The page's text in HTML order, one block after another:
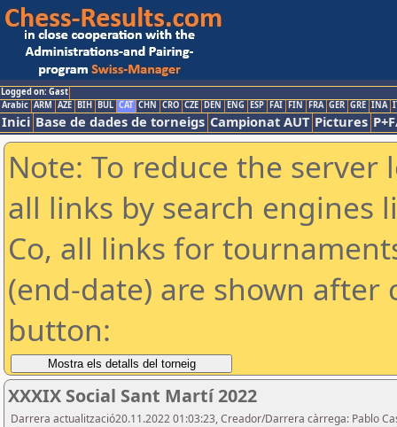
Logged on: Gast
Arabic ARM AZE BIH BUL CAT CHN CRO CZE DEN ENG ESP FAI FIN FRA GER GRE INA
Inici Base de dades de torneigs Campionat AUT Pictures
Note: To reduce the
all links by search engines
Co, all links for
(end-date) are shown
button:
XXXIX Social Sant Martí 2022
Darrera actualització20.11.2022 01:03:23, Creador/Darrera càrrega: Pablo